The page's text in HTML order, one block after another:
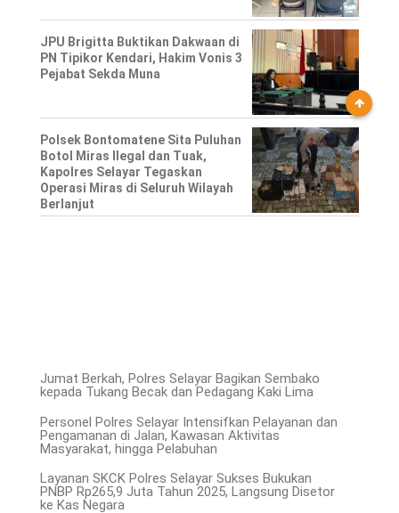
JPU Brigitta Buktikan Dakwaan di
PN Tipikor Kendari, Hakim Vonis 3
Pejabat Sekda Muna
Polsek Bontomatene Sita Puluhan
Botol Miras Ilegal dan Tuak,
Kapolres Selayar Tegaskan
Operasi Miras di Seluruh Wilayah
Berlanjut
Jumat Berkah, Polres Selayar Bagikan Sembako
kepada Tukang Becak dan Pedagang Kaki Lima
Personel Polres Selayar Intensifkan Pelayanan dan
Pengamanan di Jalan, Kawasan Aktivitas
Masyarakat, hingga Pelabuhan
Layanan SKCK Polres Selayar Sukses Bukukan
PNBP Rp265,9 Juta Tahun 2025, Langsung Disetor
ke Kas Negara